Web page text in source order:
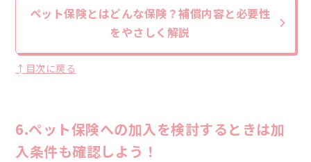
ペット保険とはどんな保険？補償内容と必要性
をやさしく解説
↑目次に戻る
6.ペット保険への加入を検討するときは加
入条件も確認しよう！